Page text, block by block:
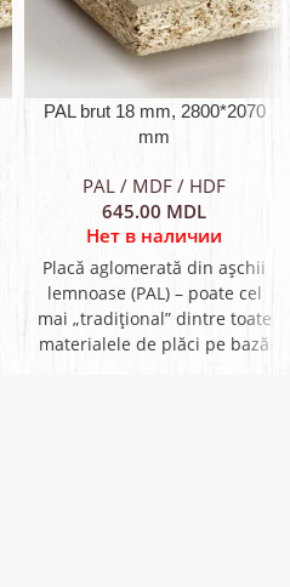
PAL brut 18 mm, 2800*2070
mm
PAL / MDF / HDF
645.00 MDL
Нет в наличии
Placă aglomerată din aşchii
lemnoase (PAL) – poate cel
mai „tradițional” dintre toate
materialele de plăci pe bază